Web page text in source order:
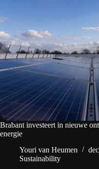
Brabant investeert in nieuwe
energie
Youri van Heumen
Sustainability